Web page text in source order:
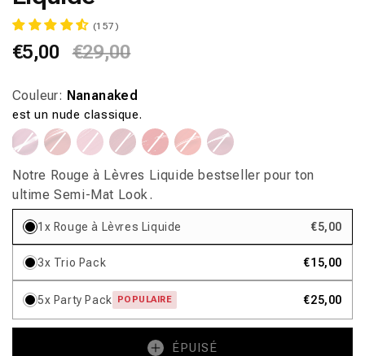
(157)
Prix
€5,00 Prix
€29,00
Couleur: Nananaked
est un nude classique.
Variante
épuisée
ou
indisponible
Variante
épuisée
ou
indisponible
Variante
épuisée
ou
indisponible
Variante
épuisée
ou
indisponible
Variante
épuisée
ou
indisponible
Variante
épuisée
ou
indisponible
Variante
épuisée
ou
indisponible
Variante
épuisée
ou
indisponible
Variante
épuisée
ou
indisponible
Variante
épuisée
ou
indisponible
Variante
épuisée
ou
indisponible
Variante
épuisée
ou
indisponible
Variante
épuisée
ou
indisponible
Variante
épuisée
ou
indisponible
Notre Rouge à Lèvres Liquide bestseller pour ton
ultime Semi-Mat Look.
1x Rouge à Lèvres Liquide €5,00
3x Trio Pack €15,00
5x Party Pack POPULAIRE €25,00
ÉPUISÉ